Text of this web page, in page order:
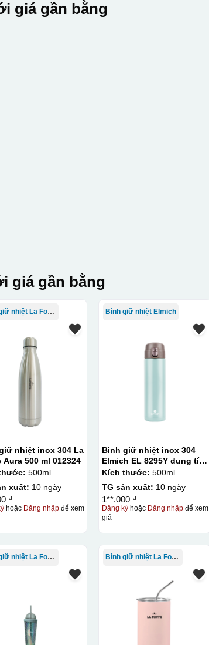
giá gần bằng
giá gần bằng
Bình giữ nhiệt La Fonte
nhiệt inox 304 La
Fonte Aura 500 ml 012324
500ml
xuất: 10 ngày
₫
hoặc Đăng nhậpđể xem
Bình giữ nhiệt Elmich
Bình giữ nhiệt inox 304
Elmich EL 8295Y dung tích
500ml
Kích thước: 500ml
TG sản xuất: 10 ngày
1**.000 ₫
Đăng ký hoặcĐăng nhập để xem
giá
Bình giữ nhiệt La Fonte Bình giữ nhiệt La Fonte